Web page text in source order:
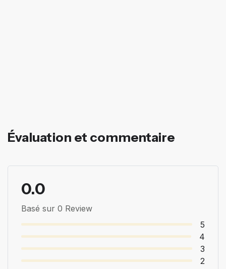
Évaluation et commentaire
0.0
Basé sur 0 Review
5
4
3
2